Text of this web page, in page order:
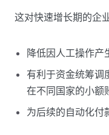
这对快速增长期的企
降低因人工操作产
有利于资金统筹调
在不同国家的小额
为后续的自动化付